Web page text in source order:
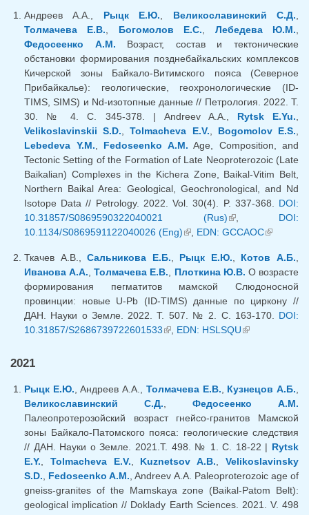
Андреев А.А., Рыцк Е.Ю., Великославинский С.Д.,
Толмачева Е.В., Богомолов Е.С., Лебедева Ю.М.,
Федосеенко А.М. Возраст, состав и тектонические
обстановки формирования позднебайкальских комплексов
Кичерской зоны Байкало-Витимского пояса (Северное
Прибайкалье): геологические, геохронологические (ID-
TIMS, SIMS) и Nd-изотопные данные // Петрология. 2022. T.
30. № 4. С. 345-378. | Andreev A.A., Rytsk E.Yu.,
Velikoslavinskii S.D.,Tolmacheva E.V., Bogomolov E.S.,
Lebedeva Y.M., Fedoseenko A.M. Age, Composition, and
Tectonic Setting of the Formation of Late Neoproterozoic (Late
Baikalian) Complexes in the Kichera Zone, Baikal-Vitim Belt,
Northern Baikal Area: Geological, Geochronological, and Nd
Isotope Data // Petrology. 2022. Vol. 30(4). P. 337-368. DOI:
10.31857/S0869590322040021 (Rus)(внешняя
ссылка)
, DOI:
10.1134/S0869591122040026 (Eng)(внешняя ссылка)
, EDN: GCCAOC(внешняя
Ткачев А.В.,Сальникова Е.Б., Рыцк Е.Ю., Котов А.Б.,
Иванова А.А.,Толмачева Е.В., Плоткина Ю.В. О возрасте
формирования пегматитов мамской Слюдоносной
провинции: новые U-Pb (ID-TIMS) данные по циркону //
ДАН. Науки о Земле. 2022. Т. 507. № 2. С. 163-170. DOI:
10.31857/S2686739722601533(внешняя ссылка)
, EDN: HSLSQU(внешняя
2021
Рыцк Е.Ю. , Андреев А.А., Толмачева Е.В. Кузнецов А.Б.
Великославинский С.Д.
Федосеенко А.М.
Палеопротерозойский возраст гнейсо-гранитов Мамской
зоны Байкало-Патомского пояса: геологические следствия
// ДАН. Науки о Земле. 2021.Т. 498. № 1. С. 18-22 | Rytsk
E.Y.
Tolmacheva E.V. Kuznetsov A.B. ,Velikoslavinsky
S.D.
Fedoseenko A.M. , Andreev A.A. Paleoproterozoic age of
gneiss-granites of the Mamskaya zone (Baikal-Patom Belt):
geological implication // Doklady Earth Sciences. 2021. V. 498